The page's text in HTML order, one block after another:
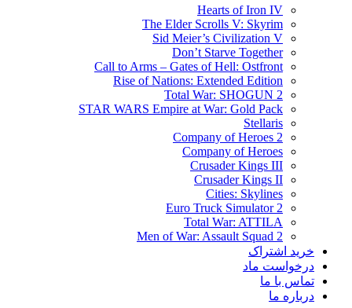
Hearts of Iron IV
The Elder Scrolls V: Skyrim
Sid Meier’s Civilization V
Don’t Starve Together
Call to Arms – Gates of Hell: Ostfront
Rise of Nations: Extended Edition
Total War: SHOGUN 2
STAR WARS Empire at War: Gold Pack
Stellaris
Company of Heroes 2
Company of Heroes
Crusader Kings III
Crusader Kings II
Cities: Skylines
Euro Truck Simulator 2
Total War: ATTILA
Men of War: Assault Squad 2
خرید اشتراک
درخواست ماد
تماس با ما
درباره ما